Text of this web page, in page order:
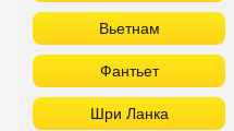
ТОП лучших
Используйте
Турция